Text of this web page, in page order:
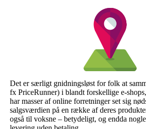
Det er særligt gnidningsløst for folk at
fx PriceRunner) i blandt forskellige e-
har masser af online forretninger set sig
salgsværdien på en række af deres
også til voksne – betydeligt, og endda